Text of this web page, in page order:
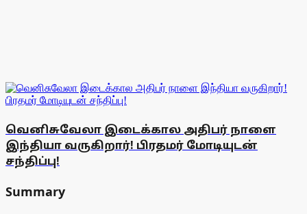
வெனிசுவேலா இடைக்கால அதிபர் நாளை
இந்தியா வருகிறார்! பிரதமர் மோடியுடன்
சந்திப்பு!
Summary